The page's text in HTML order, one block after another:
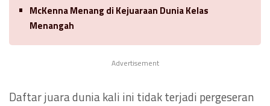
McKenna Menang di Kejuaraan Dunia Kelas
Menangah
Advertisement
Daftar juara dunia kali ini tidak terjadi pergeseran